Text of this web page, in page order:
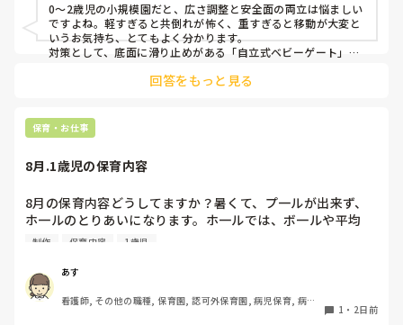
0〜2歳児の小規模園だと、広さ調整と安全面の両立は悩ましい
ですよね。軽すぎると共倒れが怖く、重すぎると移動が大変と
いうお気持ち、とてもよく分かります。
対策として、底面に滑り止めがある「自立式ベビーゲート」な
た、ストッパー付きキャスターをつけたロー棚を仕切りにすれ
り、脚元に水入りペットボトルなどの重りを付けて補強してみ
てくださいね。安全で使いやすい方法が見つかるよう応援して
回答をもっと見る
保育・お仕事
8月.1歳児の保育内容
8月の保育内容どうしてますか？暑くて、プ一ルが出来ず、
ホ一ルのとりあいになります。ホ一ルでは、ボ一ルや平均
台、風船で遊んでいます。製作で、うちわや望遠鏡や風鈴🎐
クラスです、玩具で遊ばせながら、何人かずつよんで、やっ
ています。何か、いいアイデアや、工夫など、何でもいいの
で、教えて下さい。
制作 保育内容 1歳児
あす
看護師, その他の職種, 保育園, 認可外保育園, 病児保育, 病院
1 ・ 2日前